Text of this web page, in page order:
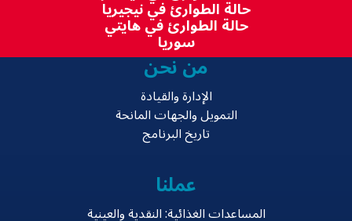
حالة الطوارئ في نيجيريا
حالة الطوارئ في هايتي
سوريا
من نحن
الإدارة والقيادة
التمويل والجهات المانحة
تاريخ البرنامج
عملنا
المساعدات الغذائية: النقدية والعينية